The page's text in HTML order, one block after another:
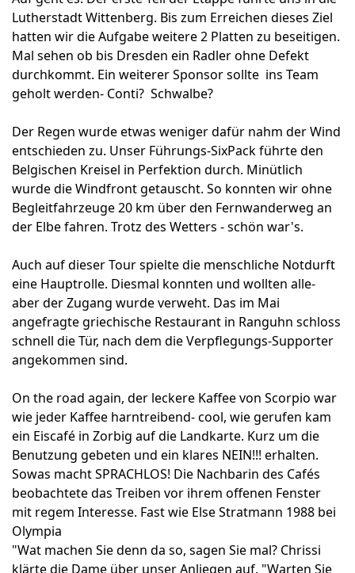
Lutherstadt Wittenberg. Bis zum Erreichen dieses Ziel
hatten wir die Aufgabe weitere 2 Platten zu beseitigen.
Mal sehen ob bis Dresden ein Radler ohne Defekt
durchkommt. Ein weiterer Sponsor sollte ins Team
geholt werden- Conti? Schwalbe?
Der Regen wurde etwas weniger dafür nahm der Wind
entschieden zu. Unser Führungs-SixPack führte den
Belgischen Kreisel in Perfektion durch. Minütlich
wurde die Windfront getauscht. So konnten wir ohne
Begleitfahrzeuge 20 km über den Fernwanderweg an
der Elbe fahren. Trotz des Wetters - schön war's.
Auch auf dieser Tour spielte die menschliche Notdurft
eine Hauptrolle. Diesmal konnten und wollten alle-
aber der Zugang wurde verweht. Das im Mai
angefragte griechische Restaurant in Ranguhn schloss
schnell die Tür, nach dem die Verpflegungs-Supporter
angekommen sind.
On the road again, der leckere Kaffee von Scorpio war
wie jeder Kaffee harntreibend- cool, wie gerufen kam
ein Eiscafé in Zorbig auf die Landkarte. Kurz um die
Benutzung gebeten und ein klares NEIN!!! erhalten.
Sowas macht SPRACHLOS! Die Nachbarin des Cafés
beobachtete das Treiben vor ihrem offenen Fenster
mit regem Interesse. Fast wie Else Stratmann 1988 bei
Olympia
"Wat machen Sie denn da so, sagen Sie mal? Chrissi
klärte die Dame über unser Anliegen auf. "Warten Sie